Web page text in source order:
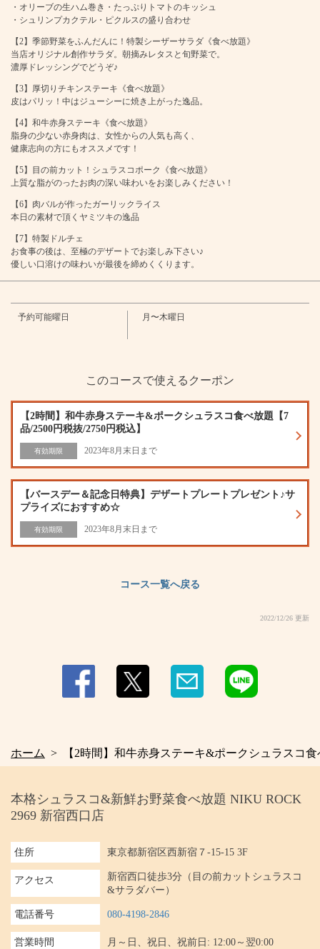
・オリーブの生ハム巻き・たっぷりトマトのキッシュ
・シュリンプカクテル・ピクルスの盛り合わせ
【2】季節野菜をふんだんに！特製シーザーサラダ《食べ放題》
当店オリジナル創作サラダ。朝摘みレタスと旬野菜で。
濃厚ドレッシングでどうぞ♪
【3】厚切りチキンステーキ《食べ放題》
皮はパリッ！中はジューシーに焼き上がった逸品。
【4】和牛赤身ステーキ《食べ放題》
脂身の少ない赤身肉は、女性からの人気も高く、
健康志向の方にもオススメです！
【5】目の前カット！シュラスコポーク《食べ放題》
上質な脂がのったお肉の深い味わいをお楽しみください！
【6】肉バルが作ったガーリックライス
本日の素材で頂くヤミツキの逸品
【7】特製ドルチェ
お食事の後は、至極のデザートでお楽しみ下さい♪
優しい口溶けの味わいが最後を締めくくります。
予約可能曜日 月〜木曜日
このコースで使えるクーポン
【2時間】和牛赤身ステーキ&ポークシュラスコ食べ放題【7
品/2500円税抜/2750円税込】
有効期限 2023年8月末日まで
【バースデー＆記念日特典】デザートプレートプレゼント♪サ
プライズにおすすめ☆
有効期限 2023年8月末日まで
コース一覧へ戻る
2022/12/26 更新
ホーム 【2時間】和牛赤身ステーキ&ポークシュラスコ
この店舗情報をシェアする
【2時間】和牛赤身ステーキ&ポークシュラスコ食べ放題
【7品/2500円税抜/2750円税込】 | 本格シュラスコ&新鮮お野
菜食べ放題 NIKU ROCK 2969 新宿西口店
東京都新宿区西新宿７-15-15 3F
https://niku-rock.owst.jp/courses/123308870
お店情報をコピー
本格シュラスコ&新鮮お野菜食べ放題 NIKU ROCK
2969 新宿西口店
住所 東京都新宿区西新宿７-15-15 3F
アクセス
新宿西口徒歩3分（目の前カットシュラスコ
&サラダバー）
電話番号 080-4198-2846
営業時間 月～日、祝日、祝前日: 12:00～翌0:00